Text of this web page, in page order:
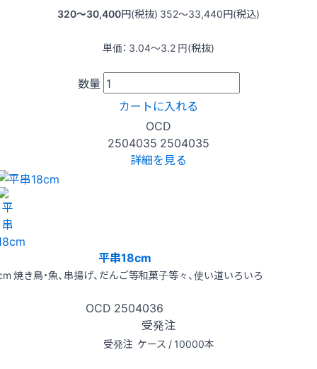
320〜30,400円(税抜) 352〜33,440円(税込)
単価： 3.04〜3.2 円(税抜)
数量
カートに入れる
OCD
2504035 2504035
詳細を見る
平串18cm
焼き鳥・魚、串揚げ、だんご等和菓子等々、使い道いろいろ
OCD 2504036
受発注
受発注 ケース / 10000本